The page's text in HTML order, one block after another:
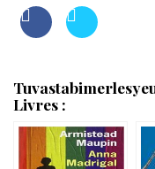
Livres :